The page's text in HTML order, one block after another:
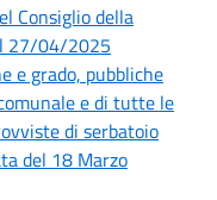
Consiglio della
27/04/2025
e grado, pubbliche
e di tutte le
di serbatoio
del 18 Marzo